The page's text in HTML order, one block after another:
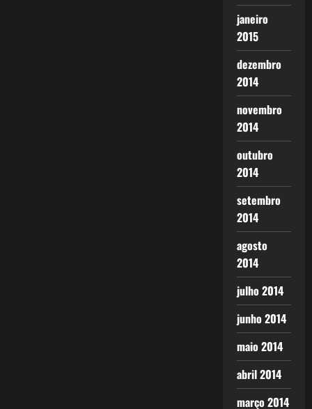
janeiro
2015
dezembro
2014
novembro
2014
outubro
2014
setembro
2014
agosto
2014
julho 2014
junho 2014
maio 2014
abril 2014
março 2014